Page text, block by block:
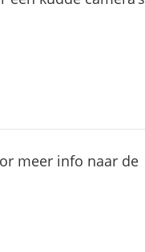
meer info naar de